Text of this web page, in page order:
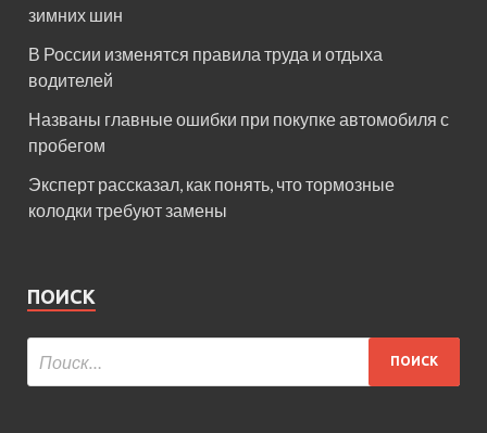
зимних шин
В России изменятся правила труда и отдыха
водителей
Названы главные ошибки при покупке автомобиля с
пробегом
Эксперт рассказал, как понять, что тормозные
колодки требуют замены
ПОИСК